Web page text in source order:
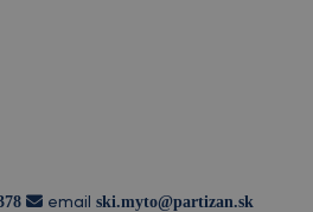
email ski.myto@partizan.sk